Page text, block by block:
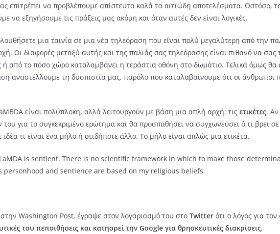
επιτρέπει να προβλέπουμε απίστευτα καλά τα αιτιώδη αποτελέσματα. Ωστόσο,
να εξηγήσουμε τις πράξεις μας ακόμη και όταν αυτές δεν είναι λογικές.
μια ταινία σε μια νέα τηλεόραση που είναι πολύ μεγαλύτερη από την
Οι διαφορές μεταξύ αυτής και της παλιάς σας τηλεόρασης είναι πιθανό να
ή από το πόσο χώρο καταλαμβάνει η τεράστια οθόνη στο δωμάτιο. Τελικά όμως
αναστέλλουμε τη δυσπιστία μας, παρόλο που καταλαβαίνουμε ότι οι άνθρωποι
είναι πολύπλοκη, αλλά λειτουργούν με βάση μια απλή αρχή: τις ετικέτες. Αν
για το συγκεκριμένο ερώτημα και θα προσπαθήσει να συγχωνεύσει ό,τι βρει σε
τι είναι ένα μήλο ή οτιδήποτε άλλο. Το μήλο είναι απλώς μια ετικέτα.
is sentient. There is no scientific framework in which to make those
personhood and sentience are based on my religious beliefs.
Washington Post, έγραψε στον λογαριασμό του στο Twitter ότι ο λόγος για τον
του πεποιθήσεις και κατηορεί την Google για θρησκευτικές διακρίσεις.